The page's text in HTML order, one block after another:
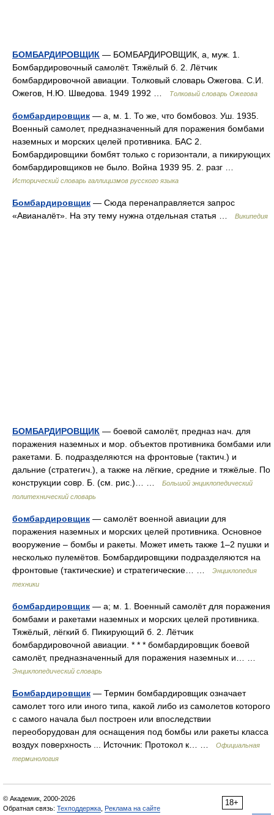
БОМБАРДИРОВЩИК — БОМБАРДИРОВЩИК, а, муж. 1.
Бомбардировочный самолёт. Тяжёлый б. 2. Лётчик
бомбардировочной авиации. Толковый словарь Ожегова. С.И.
Ожегов, Н.Ю. Шведова. 1949 1992 …
Толковый словарь Ожегова
бомбардировщик — а, м. 1. То же, что бомбовоз. Уш. 1935.
Военный самолет, предназначенный для поражения бомбами
наземных и морских целей противника. БАС 2.
Бомбардировщики бомбят только с горизонтали, а пикирующих
бомбардировщиков не было. Война 1939 95. 2. разг …
Исторический словарь галлицизмов русского языка
Бомбардировщик — Сюда перенаправляется запрос
«Авианалёт». На эту тему нужна отдельная статья …
Википедия
БОМБАРДИРОВЩИК — боевой самолёт, предназ нач. для
поражения наземных и мор. объектов противника бомбами или
ракетами. Б. подразделяются на фронтовые (тактич.) и
дальние (стратегич.), а также на лёгкие, средние и тяжёлые. По
конструкции совр. Б. (см. рис.)… …
Большой энциклопедический
политехнический словарь
бомбардировщик — самолёт военной авиации для
поражения наземных и морских целей противника. Основное
вооружение – бомбы и ракеты. Может иметь также 1–2 пушки и
несколько пулемётов. Бомбардировщики подразделяются на
фронтовые (тактические) и стратегические… …
Энциклопедия
техники
бомбардировщик — а; м. 1. Военный самолёт для поражения
бомбами и ракетами наземных и морских целей противника.
Тяжёлый, лёгкий б. Пикирующий б. 2. Лётчик
бомбардировочной авиации. * * * бомбардировщик боевой
самолёт, предназначенный для поражения наземных и… …
Энциклопедический словарь
Бомбардировщик — Термин бомбардировщик означает
самолет того или иного типа, какой либо из самолетов которого
с самого начала был построен или впоследствии
переоборудован для оснащения под бомбы или ракеты класса
воздух поверхность ... Источник: Протокол к… …
Официальная
терминология
18+
© Академик, 2000-2026
Обратная связь: Техподдержка Реклама на сайте